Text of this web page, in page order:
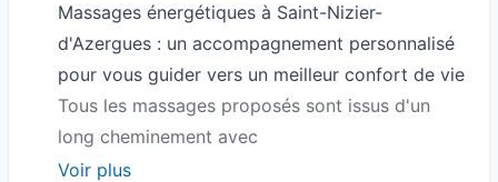
Massages énergétiques à Saint-Nizier-
d'Azergues : un accompagnement personnalisé
pour vous guider vers un meilleur confort de vie
Tous les massages proposés sont issus d'un
long cheminement avec
le toucher d’une part et l’énergétique d’autre
Voir plus